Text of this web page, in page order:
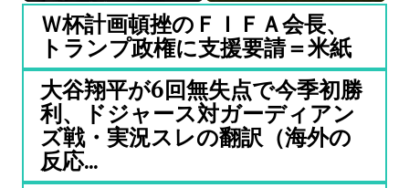
絶費か？(笑)」妹「………そ
う」俺「」⇒結果！！！
旗367件に撤去命令「公選法違
反と判断」
Ｗ杯計画頓挫のＦＩＦＡ会長、
トランプ政権に支援要請＝米紙
大谷翔平が6回無失点で今季初勝
利、ドジャース対ガーディアン
ズ戦・実況スレの翻訳（海外の
反応...